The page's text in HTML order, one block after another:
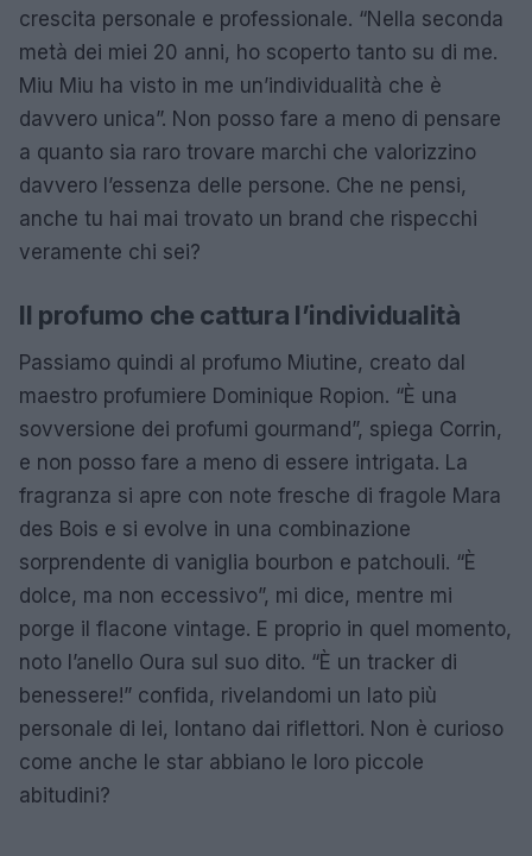
crescita personale e professionale. “Nella seconda
metà dei miei 20 anni, ho scoperto tanto su di me.
Miu Miu ha visto in me un’individualità che è
davvero unica”. Non posso fare a meno di pensare
a quanto sia raro trovare marchi che valorizzino
davvero l’essenza delle persone. Che ne pensi,
anche tu hai mai trovato un brand che rispecchi
veramente chi sei?
Il profumo che cattura l’individualità
Passiamo quindi al profumo Miutine, creato dal
maestro profumiere Dominique Ropion. “È una
sovversione dei profumi gourmand”, spiega Corrin,
e non posso fare a meno di essere intrigata. La
fragranza si apre con note fresche di fragole Mara
des Bois e si evolve in una combinazione
sorprendente di vaniglia bourbon e patchouli. “È
dolce, ma non eccessivo”, mi dice, mentre mi
porge il flacone vintage. E proprio in quel momento,
noto l’anello Oura sul suo dito. “È un tracker di
benessere!” confida, rivelandomi un lato più
personale di lei, lontano dai riflettori. Non è curioso
come anche le star abbiano le loro piccole
abitudini?